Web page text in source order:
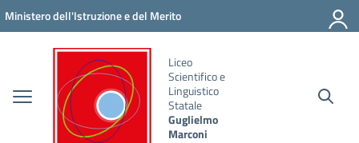
Vai ai contenuti
Vai al menu di navigazione
Vai al footer
Ministero dell'Istruzione e del Merito
Liceo
Scientifico e
Linguistico
Statale
Guglielmo
Marconi